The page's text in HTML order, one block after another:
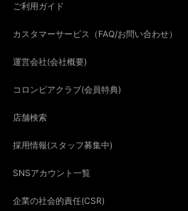
ご利用ガイド
カスタマーサービス（FAQ/お問い合わせ）
運営会社(会社概要)
コロンビアクラブ(会員特典)
店舗検索
採用情報(スタッフ募集中)
SNSアカウント一覧
企業の社会的責任(CSR)